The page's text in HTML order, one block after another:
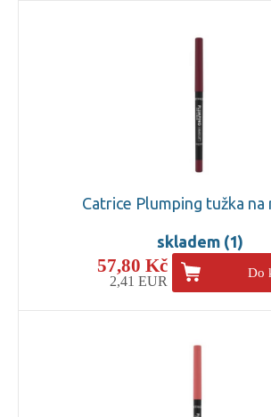
Catrice Plumping tužka na
skladem (1)
57,80 Kč
2,41 EUR
Do